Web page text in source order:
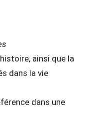
ainsi que la
dans la vie
dans une